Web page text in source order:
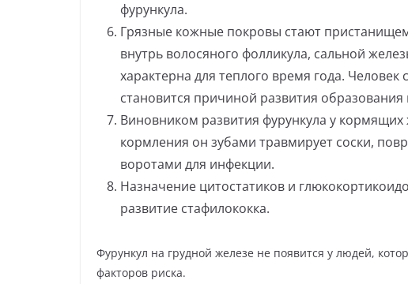
фурункула.
Грязные кожные покровы стают
внутрь волосяного фолликула, сальной
характерна для теплого время года.
становится причиной развития образования
Виновником развития фурункула у
кормления он зубами травмирует соски,
воротами для инфекции.
Назначение цитостатиков и
развитие стафилококка.
Фурункул на грудной железе не появится у людей,
факторов риска.